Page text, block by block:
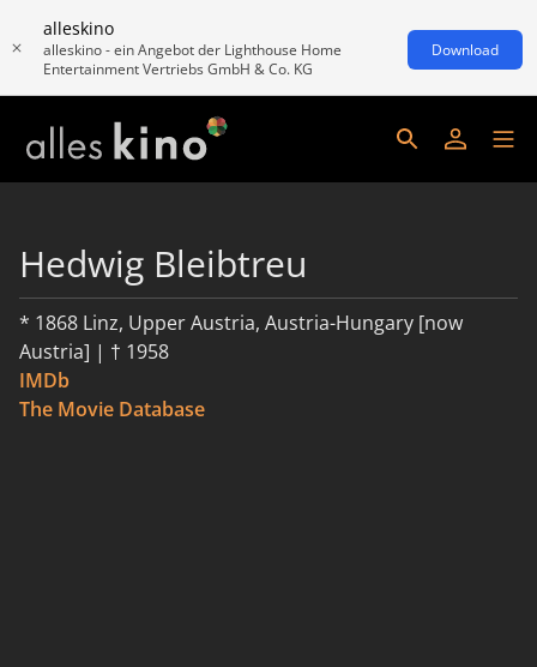
alleskino
alleskino - ein Angebot der Lighthouse Home
Entertainment Vertriebs GmbH & Co. KG
Download
Hedwig Bleibtreu
* 1868 Linz, Upper Austria, Austria-Hungary [now
Austria] | † 1958
IMDb
The Movie Database